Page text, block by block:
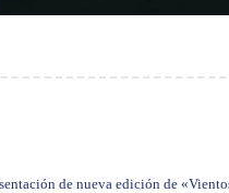
de nueva edición de